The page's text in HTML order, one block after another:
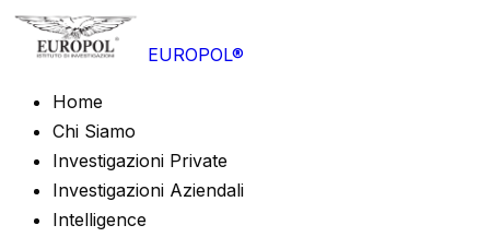
EUROPOL®
Home
Chi Siamo
Investigazioni Private
Investigazioni Aziendali
Intelligence